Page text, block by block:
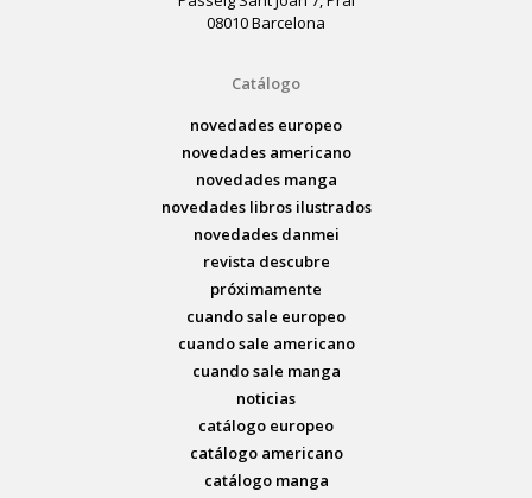
08010 Barcelona
Catálogo
novedades europeo
novedades americano
novedades manga
novedades libros ilustrados
novedades danmei
revista descubre
próximamente
cuando sale europeo
cuando sale americano
cuando sale manga
noticias
catálogo europeo
catálogo americano
catálogo manga